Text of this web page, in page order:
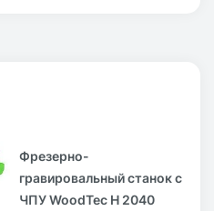
Фрезерно-
гравировальный станок с
ЧПУ WoodTec H 2040